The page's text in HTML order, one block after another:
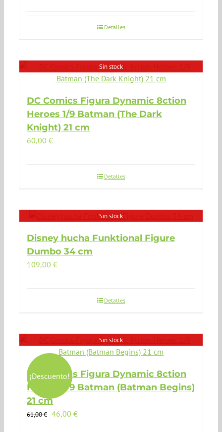
Detalles
Sin stock
DC Comics Figura Dynamic 8ction
Heroes 1/9 Batman (The Dark
Knight) 21 cm
60,00 €
Detalles
Sin stock
Disney hucha Funktional Figure
Dumbo 34 cm
109,00 €
Detalles
Sin stock
¡Descuento!
DC Comics Figura Dynamic 8ction
Heroes 1/9 Batman (Batman Begins)
21 cm
61,00€ El
46,00 €